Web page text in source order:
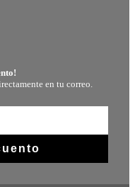
en tu correo.